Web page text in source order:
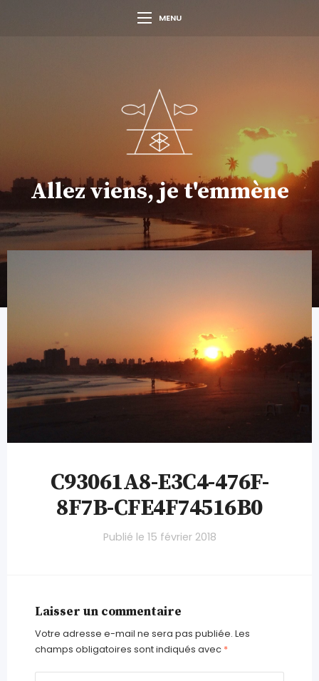
MENU
Allez viens, je t'emmène
C93061A8-E3C4-476F-
8F7B-CFE4F74516B0
Publié le 15 février 2018
Laisser un commentaire
Votre adresse e-mail ne sera pas publiée. Les
champs obligatoires sont indiqués avec *